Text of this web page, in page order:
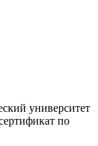
университет
по